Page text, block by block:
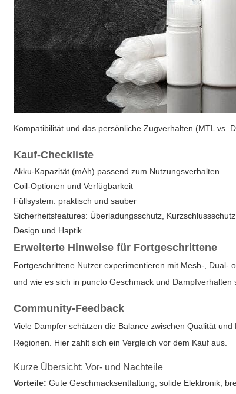
Kompatibilität und das persönliche Zugverhalten (MTL vs.
Kauf-Checkliste
Akku-Kapazität (mAh) passend zum Nutzungsverhalten
Coil-Optionen und Verfügbarkeit
Füllsystem: praktisch und sauber
Sicherheitsfeatures: Überladungsschutz, Kurzschlussschutz
Design und Haptik
Erweiterte Hinweise für Fortgeschrittene
Fortgeschrittene Nutzer experimentieren mit Mesh-, Dual-
und wie es sich in puncto Geschmack und
Community-Feedback
Viele Dampfer schätzen die Balance zwischen Qualität
Regionen. Hier zahlt sich ein Vergleich vor dem Kauf aus.
Kurze Übersicht: Vor- und Nachteile
Vorteile: Gute Geschmacksentfaltung, solide Elektronik,